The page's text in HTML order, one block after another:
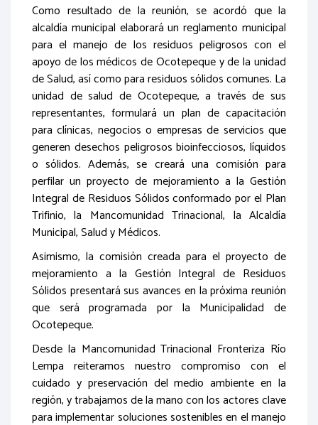
Como resultado de la reunión, se acordó que la
alcaldía municipal elaborará un reglamento municipal
para el manejo de los residuos peligrosos con el
apoyo de los médicos de Ocotepeque y de la unidad
de Salud, así como para residuos sólidos comunes. La
unidad de salud de Ocotepeque, a través de sus
representantes, formulará un plan de capacitación
para clínicas, negocios o empresas de servicios que
generen desechos peligrosos bioinfecciosos, líquidos
o sólidos. Además, se creará una comisión para
perfilar un proyecto de mejoramiento a la Gestión
Integral de Residuos Sólidos conformado por el Plan
Trifinio, la Mancomunidad Trinacional, la Alcaldía
Municipal, Salud y Médicos.
Asimismo, la comisión creada para el proyecto de
mejoramiento a la Gestión Integral de Residuos
Sólidos presentará sus avances en la próxima reunión
que será programada por la Municipalidad de
Ocotepeque.
Desde la Mancomunidad Trinacional Fronteriza Río
Lempa reiteramos nuestro compromiso con el
cuidado y preservación del medio ambiente en la
región, y trabajamos de la mano con los actores clave
para implementar soluciones sostenibles en el manejo